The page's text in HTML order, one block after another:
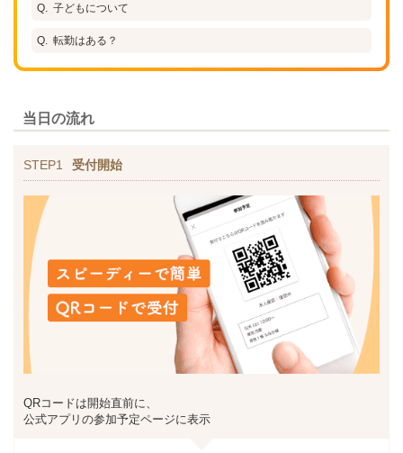
子どもについて
転勤はある？
当日の流れ
STEP1 受付開始
QRコードは開始直前に、
公式アプリの参加予定ページに表示